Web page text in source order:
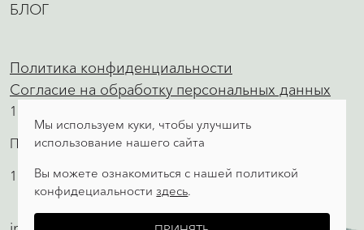
БЛОГ
Политика конфиденциальности
Согласие на обработку персональных данных
11000 Сербия, Белград ул. Мосорска, 9
Производство, отдел сбыта, склад
11500 Обреновац, ул. Александра Аце Симовича, 92
Мы используем куки, чтобы улучшить
использование нашего сайта
Вы можете ознакомиться с нашей политикой
конфидециальностиздесь.